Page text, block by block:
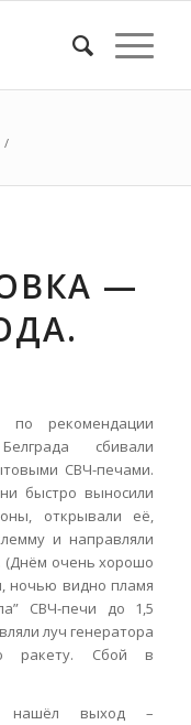
/
—
рекомендации
сбивали
СВЧ-печами.
быстро выносили
открывали её,
и направляли
(Днём очень хорошо
ночью видно пламя
СВЧ-печи до 1,5
луч генератора
ракету. Сбой в
нашёл выход –